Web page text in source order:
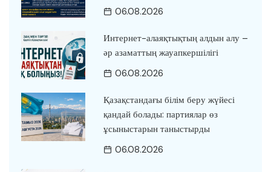
06.08.2026
Интернет-алаяқтықтың алдын алу –
әр азаматтың жауапкершілігі
06.08.2026
Қазақстандағы білім беру жүйесі
қандай болады: партиялар өз
ұсыныстарын таныстырды
06.08.2026